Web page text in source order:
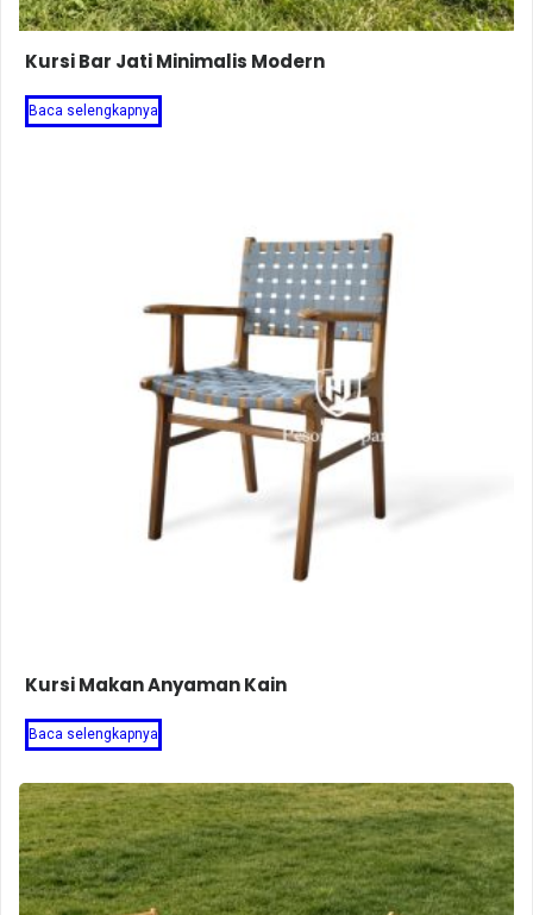
Kursi Bar Jati Minimalis Modern
Baca selengkapnya
Kursi Makan Anyaman Kain
Baca selengkapnya